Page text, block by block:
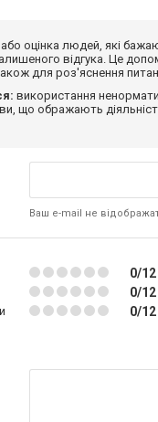
або оцінка людей, які
відгука. Це
для роз'яснення
використання
що ображають
Ваш e-mail не
0/12
0/12
0/12